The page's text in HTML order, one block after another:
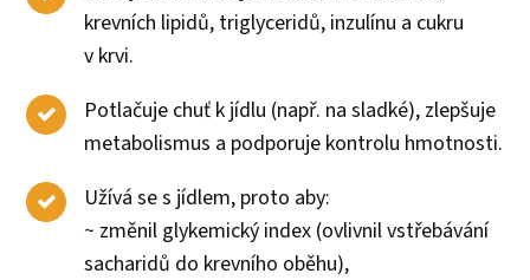
krevních lipidů, triglyceridů, inzulínu a cukru
v krvi.
Potlačuje chuť k jídlu (např. na sladké), zlepšuje
metabolismus a podporuje kontrolu hmotnosti.
Užívá se s jídlem, proto aby:
~ změnil glykemický index (ovlivnil vstřebávání
sacharidů do krevního oběhu),